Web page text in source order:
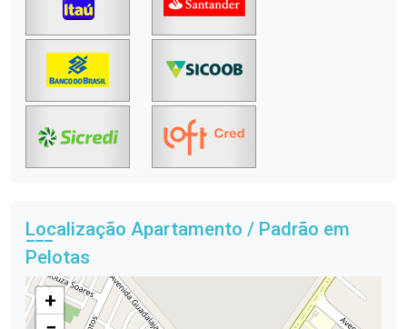
Localização Apartamento / Padrão em
Pelotas
+